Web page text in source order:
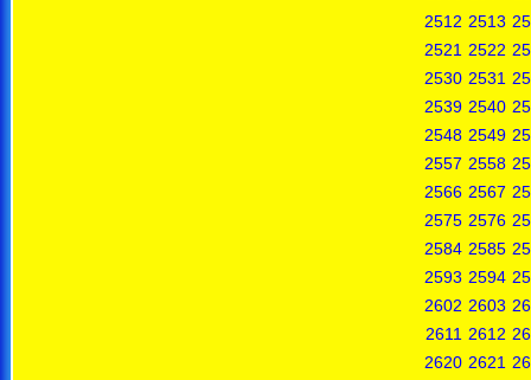
2512 2513
2521 2522
2530 2531
2539 2540
2548 2549
2557 2558
2566 2567
2575 2576
2584 2585
2593 2594
2602 2603
2611 2612
2620 2621